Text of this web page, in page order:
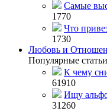
Самые
1770
Что
1730
Любовь и
Популярные статьи
К чему
61910
Ищу
31260